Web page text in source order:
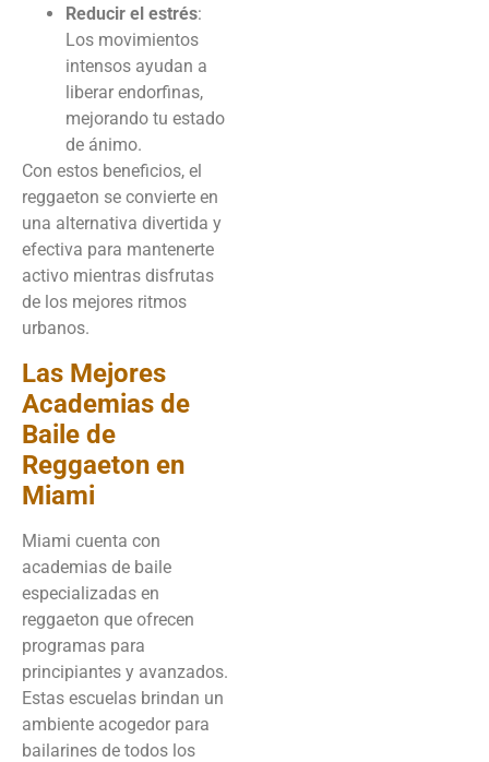
Reducir el estrés:
Los movimientos
intensos ayudan a
liberar endorfinas,
mejorando tu estado
de ánimo.
Con estos beneficios, el
reggaeton se convierte en
una alternativa divertida y
efectiva para mantenerte
activo mientras disfrutas
de los mejores ritmos
urbanos.
Las Mejores
Academias de
Baile de
Reggaeton en
Miami
Miami cuenta con
academias de baile
especializadas en
reggaeton que ofrecen
programas para
principiantes y avanzados.
Estas escuelas brindan un
ambiente acogedor para
bailarines de todos los